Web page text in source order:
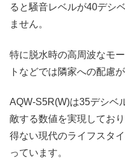
ると騒音レベルが40デシ
ません。
特に脱水時の高周波なモ
トなどでは隣家への配慮
AQW-S5R(W)は35デシベ
敵する数値を実現してお
得ない現代のライフスタ
っています。